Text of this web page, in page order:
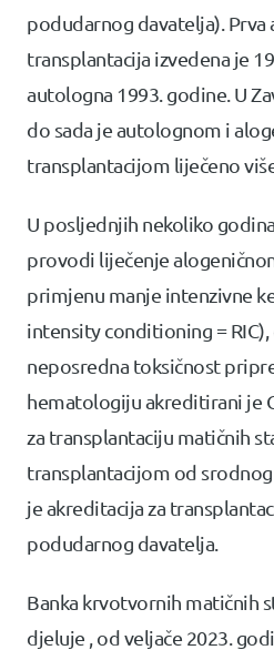
podudarnog davatelja). Prva
transplantacija izvedena je
autologna 1993. godine. U
do sada je autolognom i
transplantacijom liječeno
U posljednjih nekoliko
provodi liječenje
primjenu manje intenzivne
intensity conditioning = RIC),
neposredna toksičnost
hematologiju akreditirani je
za transplantaciju matičnih
transplantacijom od
je akreditacija za
podudarnog davatelja.
Banka krvotvornih matičnih
djeluje , od veljače 2023.